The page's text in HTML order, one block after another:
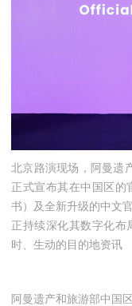
北京路演现场，阿曼遗
正式宣布其在中国区的
书）及全新升级的中文
正持续深化其数字化布
时、生动的目的地资讯
阿曼遗产和旅游部中国